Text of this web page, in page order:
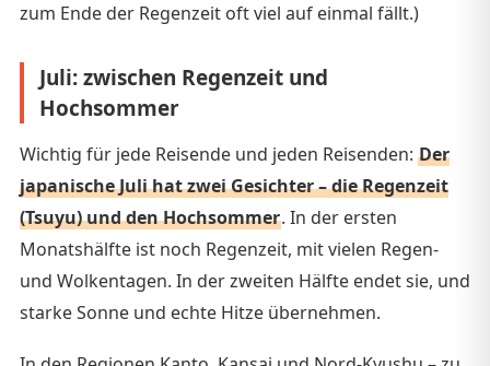
zum Ende der Regenzeit oft viel auf einmal fällt.)
Juli: zwischen Regenzeit und
Hochsommer
Wichtig für jede Reisende und jeden Reisenden: Der
japanische Juli hat zwei Gesichter – die Regenzeit
(Tsuyu) und den Hochsommer. In der ersten
Monatshälfte ist noch Regenzeit, mit vielen Regen-
und Wolkentagen. In der zweiten Hälfte endet sie, und
starke Sonne und echte Hitze übernehmen.